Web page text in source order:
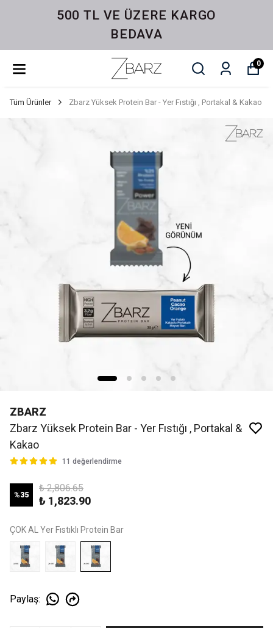
500 TL VE ÜZERE KARGO
BEDAVA
0
Tüm Ürünler Zbarz Yüksek Protein Bar - Yer Fıstığı , Portakal & Kakao
ZBARZ
Zbarz Yüksek Protein Bar - Yer Fıstığı , Portakal &
Kakao
11 değerlendirme
%35
₺ 2,806.65
₺ 1,823.90
ÇOK AL Yer Fıstıklı Protein Bar
Paylaş: